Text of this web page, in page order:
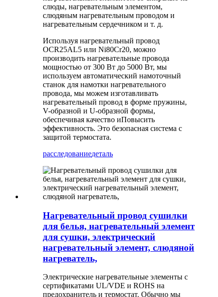
слюды, нагревательным элементом,
слюдяным нагревательным проводом и
нагревательным сердечником и т. д.
Используя нагревательный провод
OCR25AL5 или Ni80Cr20, можно
производить нагревательные провода
мощностью от 300 Вт до 5000 Вт, мы
используем автоматический намоточный
станок для намотки нагревательного
провода, мы можем изготавливать
нагревательный провод в форме пружины,
V-образной и U-образной формы,
обеспечивая качество иПовысить
эффективность. Это безопасная система с
защитой термостата.
расследованиедеталь
Нагревательный провод сушилки
для белья, нагревательный элемент
для сушки, электрический
нагревательный элемент, слюдяной
нагреватель,
Электрические нагревательные элементы с
сертификатами UL/VDE и ROHS на
предохранитель и термостат. Обычно мы